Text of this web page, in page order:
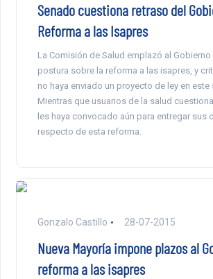
Senado cuestiona retraso del
Reforma a las Isapres
La Comisión de Salud emplazó al Gobierno
postura sobre la reforma a las isapres, y
no haya enviado un proyecto de ley en este
Mientras que usuarios de la salud
les haya convocado aún para entregar sus
respecto de esta reforma.
Gonzalo Castillo 28-07-2015
Nueva Mayoría impone plazos al
reforma a las isapres